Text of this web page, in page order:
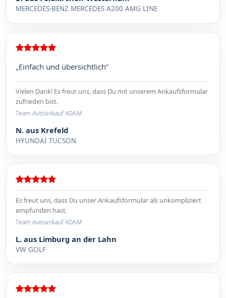
MERCEDES-BENZ MERCEDES A200 AMG LINE
„Einfach und übersichtlich“
Vielen Dank! Es freut uns, dass Du mit unserem Ankaufsformular
zufrieden bist.
Team Autoankauf ADAM
N. aus Krefeld
HYUNDAI TUCSON
Es freut uns, dass Du unser Ankaufsformular als unkompliziert
empfunden hast.
Team Autoankauf ADAM
L. aus Limburg an der Lahn
VW GOLF